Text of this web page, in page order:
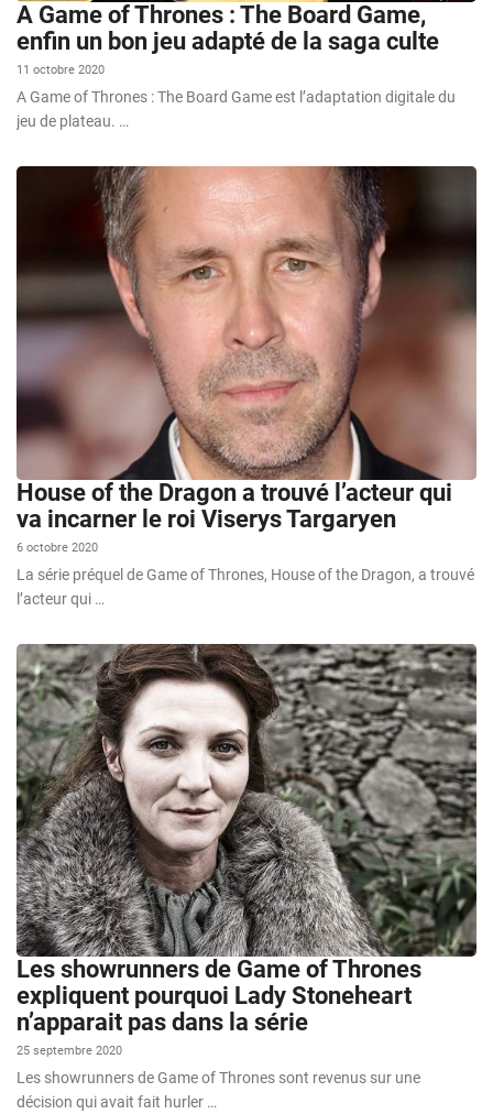
A Game of Thrones : The Board Game,
enfin un bon jeu adapté de la saga culte
11 octobre 2020
A Game of Thrones : The Board Game est l’adaptation digitale du
jeu de plateau. …
House of the Dragon a trouvé l’acteur qui
va incarner le roi Viserys Targaryen
6 octobre 2020
La série préquel de Game of Thrones, House of the Dragon, a trouvé
l’acteur qui …
Les showrunners de Game of Thrones
expliquent pourquoi Lady Stoneheart
n’apparait pas dans la série
25 septembre 2020
Les showrunners de Game of Thrones sont revenus sur une
décision qui avait fait hurler …